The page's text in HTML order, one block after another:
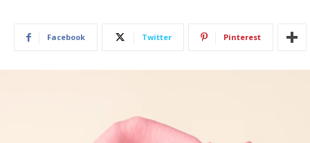
Facebook Twitter Pinterest